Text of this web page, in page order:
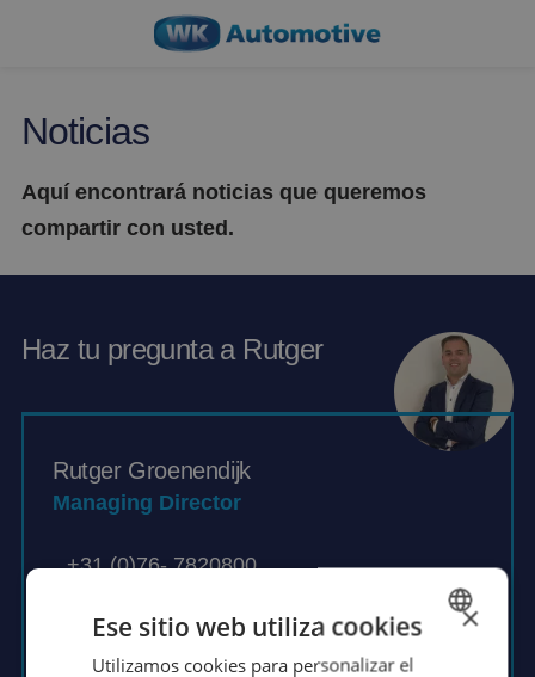
Noticias
Aquí encontrará noticias que queremos
compartir con usted.
Haz tu pregunta a Rutger
Rutger Groenendijk
Managing Director
+31 (0)76- 7820800
info@wkautomotive.com
DUTCH
×
Ese sitio web utiliza cookies
Utilizamos cookies para personalizar el